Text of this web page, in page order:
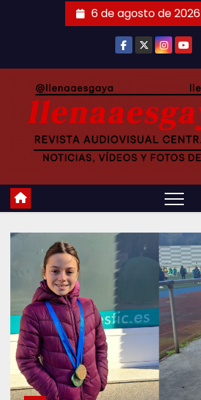
6 de agosto de 2026